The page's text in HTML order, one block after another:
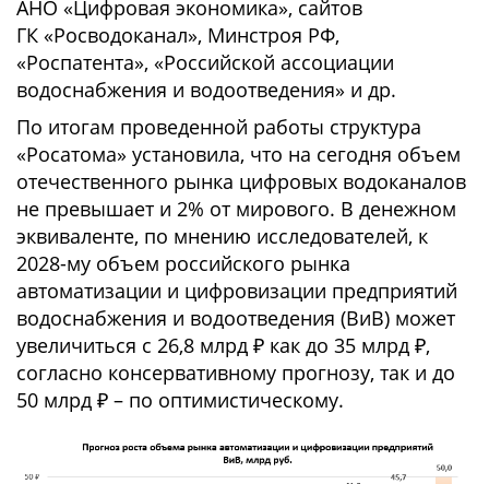
АНО «Цифровая экономика», сайтов
ГК «Росводоканал», Минстроя РФ,
«Роспатента», «Российской ассоциации
водоснабжения и водоотведения» и др.
По итогам проведенной работы структура
«Росатома» установила, что на сегодня объем
отечественного рынка цифровых водоканалов
не превышает и 2% от мирового. В денежном
эквиваленте, по мнению исследователей, к
2028-му объем российского рынка
автоматизации и цифровизации предприятий
водоснабжения и водоотведения (ВиВ) может
увеличиться с 26,8 млрд ₽ как до 35 млрд ₽,
согласно консервативному прогнозу, так и до
50 млрд ₽ – по оптимистическому.